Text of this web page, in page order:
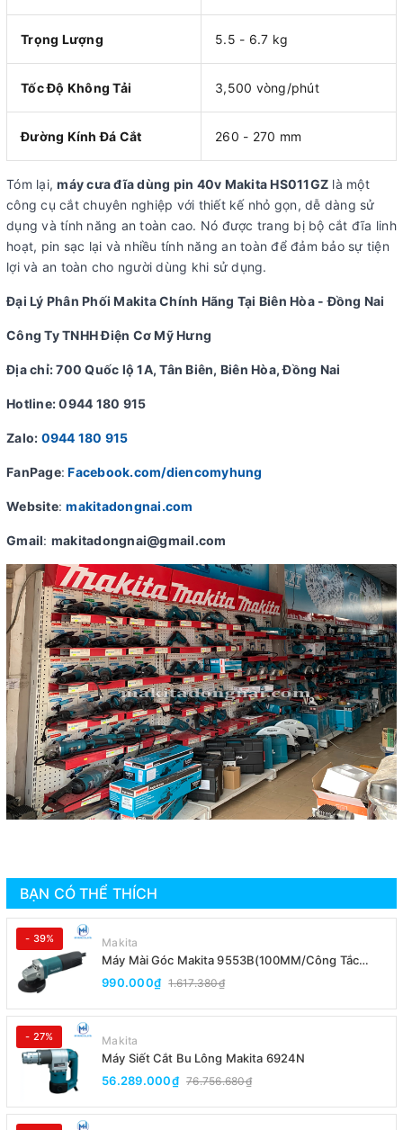
Trọng Lượng 5.5 - 6.7 kg
Tốc Độ Không Tải 3,500 vòng/phút
Đường Kính Đá Cắt 260 - 270 mm
Tóm lại,máy cưa đĩa dùng pin 40v Makita HS011GZ là một
công cụ cắt chuyên nghiệp với thiết kế nhỏ gọn, dễ dàng sử
dụng và tính năng an toàn cao. Nó được trang bị bộ cắt đĩa linh
hoạt, pin sạc lại và nhiều tính năng an toàn để đảm bảo sự tiện
lợi và an toàn cho người dùng khi sử dụng.
Đại Lý Phân Phối Makita Chính Hãng Tại Biên Hòa - Đồng Nai
Công Ty TNHH Điện Cơ Mỹ Hưng
Địa chỉ: 700 Quốc lộ 1A, Tân Biên, Biên Hòa, Đồng Nai
Hotline: 0944 180 915
Zalo: 0944 180 915
FanPage: Facebook.com/diencomyhung
Website:makitadongnai.com
Gmail: makitadongnai@gmail.com
BẠN CÓ THỂ THÍCH
- 39% Makita
Máy Mài Góc Makita 9553B(100MM/Công Tắc
Đuôi)
990.000₫ 1.617.380₫
- 27% Makita
Máy Siết Cắt Bu Lông Makita 6924N
56.289.000₫ 76.756.680₫